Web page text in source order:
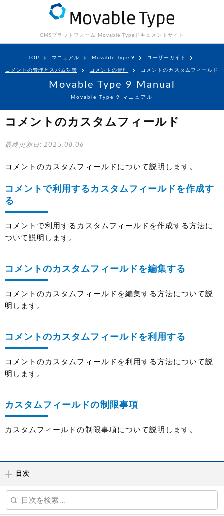
CMSプラットフォーム Movable Type ドキュメントサイト
TOP マニュアル Movable Type 9 ユーザーガイド
コメントの管理とスパム対策 コメントの管理 コメントのカスタムフィールド
Movable Type 9 Manual
Movable Type 9 マニュアル
コメントのカスタムフィールド
最終更新日: 2025.08.06
コメントのカスタムフィールドについて説明します。
コメントで利用するカスタムフィールドを作成す
る
コメントで利用するカスタムフィールドを作成する方法に
ついて説明します。
コメントのカスタムフィールドを編集する
コメントのカスタムフィールドを編集する方法について説
明します。
コメントのカスタムフィールドを利用する
コメントのカスタムフィールドを利用する方法について説
明します。
カスタムフィールドの制限事項
カスタムフィールドの制限事項について説明します。
目次